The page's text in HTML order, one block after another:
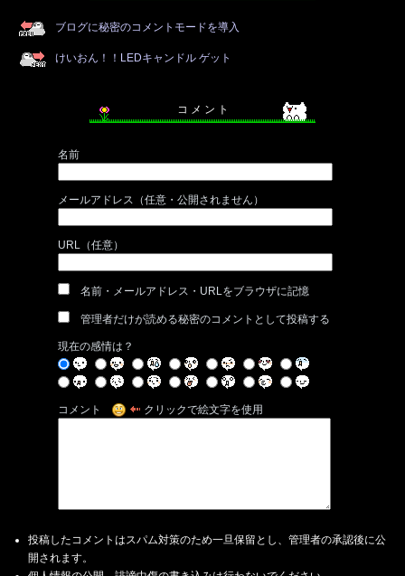
ブログに秘密のコメントモードを導入
けいおん！！LEDキャンドル ゲット
コ メ ン ト
名前
メールアドレス（任意・公開されません）
URL（任意）
名前・メールアドレス・URLをブラウザに記憶
管理者だけが読める秘密のコメントとして投稿する
現在の感情は？
コメント クリックで絵文字を使用
投稿したコメントはスパム対策のため一旦保留とし、管理者の承認後に公
開されます。